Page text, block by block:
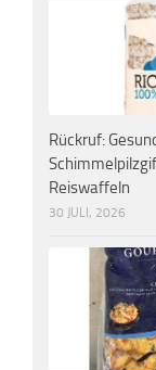
Rückruf:
Reiswaffeln
30 JULI, 2026